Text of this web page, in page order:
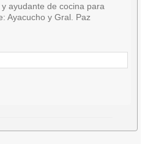
ayudante de cocina para
Ayacucho y Gral. Paz